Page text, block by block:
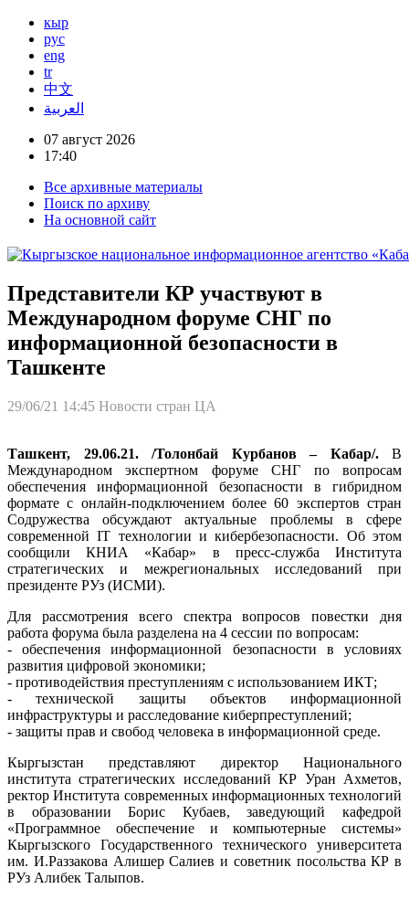
кыр
рус
eng
tr
中文
العربية
07 август 2026
17:40
Все архивные материалы
Поиск по архиву
На основной сайт
Представители КР участвуют в
Международном форуме СНГ по
информационной безопасности в
Ташкенте
29/06/21 14:45 Новости стран ЦА
Ташкент, 29.06.21. /Толонбай Курбанов – Кабар/. В
Международном экспертном форуме СНГ по вопросам
обеспечения информационной безопасности в гибридном
формате с онлайн-подключением более 60 экспертов стран
Содружества обсуждают актуальные проблемы в сфере
современной IT технологии и кибербезопасности. Об этом
сообщили КНИА «Кабар» в пресс-служба Института
стратегических и межрегиональных исследований при
президенте РУз (ИСМИ).
Для рассмотрения всего спектра вопросов повестки дня
работа форума была разделена на 4 сессии по вопросам:
- обеспечения информационной безопасности в условиях
развития цифровой экономики;
- противодействия преступлениям с использованием ИКТ;
- технической защиты объектов информационной
инфраструктуры и расследование киберпреступлений;
- защиты прав и свобод человека в информационной среде.
Кыргызстан представляют директор Национального
института стратегических исследований КР Уран Ахметов,
ректор Института современных информационных технологий
в образовании Борис Кубаев, заведующий кафедрой
«Программное обеспечение и компьютерные системы»
Кыргызского Государственного технического университета
им. И.Раззакова Алишер Салиев и советник посольства КР в
РУз Алибек Талыпов.